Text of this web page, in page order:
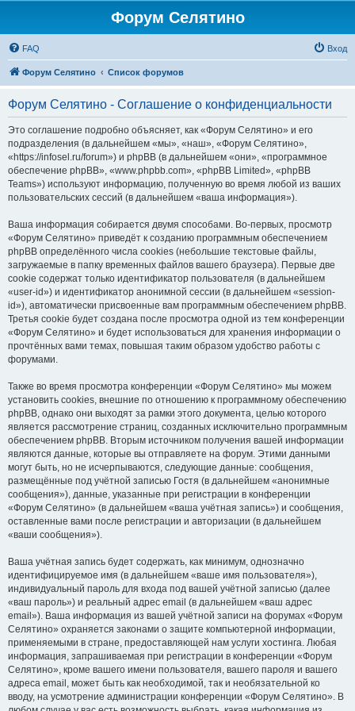
Форум Селятино
FAQ Вход
Форум Селятино Список форумов
Форум Селятино - Соглашение о конфиденциальности
Это соглашение подробно объясняет, как «Форум Селятино» и его
подразделения (в дальнейшем «мы», «наш», «Форум Селятино»,
«https://infosel.ru/forum») и phpBB (в дальнейшем «они», «программное
обеспечение phpBB», «www.phpbb.com», «phpBB Limited», «phpBB
Teams») используют информацию, полученную во время любой из ваших
пользовательских сессий (в дальнейшем «ваша информация»).
Ваша информация собирается двумя способами. Во-первых, просмотр
«Форум Селятино» приведёт к созданию программным обеспечением
phpBB определённого числа cookies (небольшие текстовые файлы,
загружаемые в папку временных файлов вашего браузера). Первые две
cookie содержат только идентификатор пользователя (в дальнейшем
«user-id») и идентификатор анонимной сессии (в дальнейшем «session-
id»), автоматически присвоенные вам программным обеспечением phpBB.
Третья cookie будет создана после просмотра одной из тем конференции
«Форум Селятино» и будет использоваться для хранения информации о
прочтённых вами темах, повышая таким образом удобство работы с
форумами.
Также во время просмотра конференции «Форум Селятино» мы можем
установить cookies, внешние по отношению к программному обеспечению
phpBB, однако они выходят за рамки этого документа, целью которого
является рассмотрение страниц, созданных исключительно программным
обеспечением phpBB. Вторым источником получения вашей информации
являются данные, которые вы отправляете на форум. Этими данными
могут быть, но не исчерпываются, следующие данные: сообщения,
размещённые под учётной записью Гостя (в дальнейшем «анонимные
сообщения»), данные, указанные при регистрации в конференции
«Форум Селятино» (в дальнейшем «ваша учётная запись») и сообщения,
оставленные вами после регистрации и авторизации (в дальнейшем
«ваши сообщения»).
Ваша учётная запись будет содержать, как минимум, однозначно
идентифицируемое имя (в дальнейшем «ваше имя пользователя»),
индивидуальный пароль для входа под вашей учётной записью (далее
«ваш пароль») и реальный адрес email (в дальнейшем «ваш адрес
email»). Ваша информация из вашей учётной записи на форумах «Форум
Селятино» охраняется законами о защите компьютерной информации,
применяемыми в стране, предоставляющей нам услуги хостинга. Любая
информация, запрашиваемая при регистрации в конференции «Форум
Селятино», кроме вашего имени пользователя, вашего пароля и вашего
адреса email, может быть как необходимой, так и необязательной ко
вводу, на усмотрение администрации конференции «Форум Селятино». В